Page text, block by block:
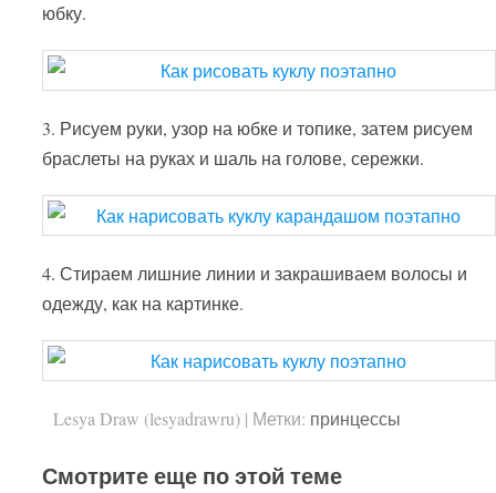
юбку.
3. Рисуем руки, узор на юбке и топике, затем рисуем
браслеты на руках и шаль на голове, сережки.
4. Стираем лишние линии и закрашиваем волосы и
одежду, как на картинке.
Lesya Draw (lesyadrawru) | Метки: принцессы
Смотрите еще по этой теме